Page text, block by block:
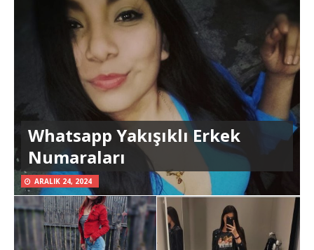
Whatsapp Yakışıklı Erkek
Numaraları
ARALIK 24, 2024